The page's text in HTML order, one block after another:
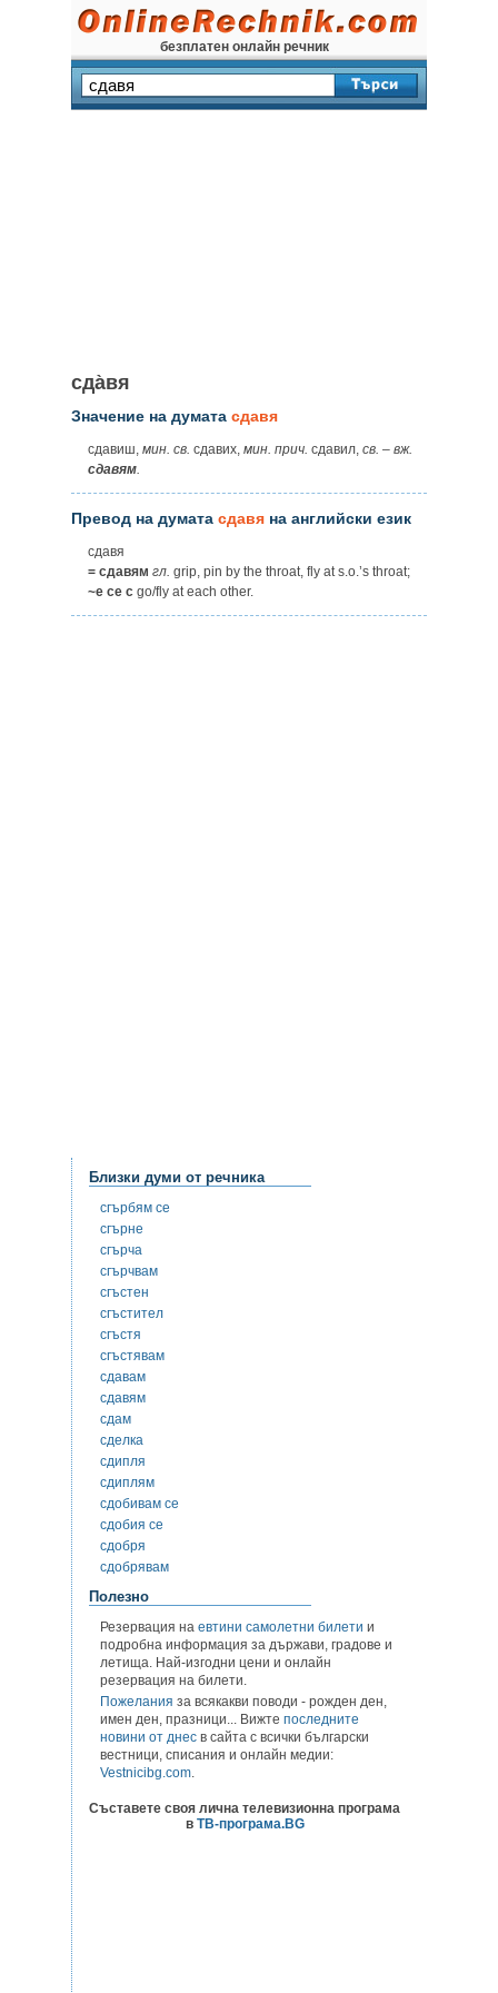
безплатен онлайн речник
сда̀вя
Значение на думата сдавя
сдавиш, мин. св. сдавих, мин. прич. сдавил, св. – вж.
сдавям.
Превод на думата сдавя на английски език
сдавя
= сдавям гл. grip, pin by the throat, fly at s.o.’s throat;
~е се с go/fly at each other.
Близки думи от речника
сгърбям се
сгърне
сгърча
сгърчвам
сгъстен
сгъстител
сгъстя
сгъстявам
сдавам
сдавям
сдам
сделка
сдипля
сдиплям
сдобивам се
сдобия се
сдобря
сдобрявам
Полезно
Резервация на евтини самолетни билети и
подробна информация за държави, градове и
летища. Най-изгодни цени и онлайн
резервация на билети.
Пожелания за всякакви поводи - рожден ден,
имен ден, празници... Вижте последните
новини от днес в сайта с всички български
вестници, списания и онлайн медии:
Vestnicibg.com.
Съставете своя лична телевизионна програма
в ТВ-програма.BG